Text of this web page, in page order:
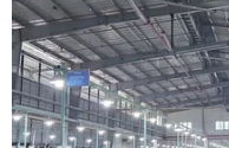
Theo Reuters, ngày
dẫn lời giáo sỹ Ali
thủ lĩnh tinh thần
Ali Khamenei, cho